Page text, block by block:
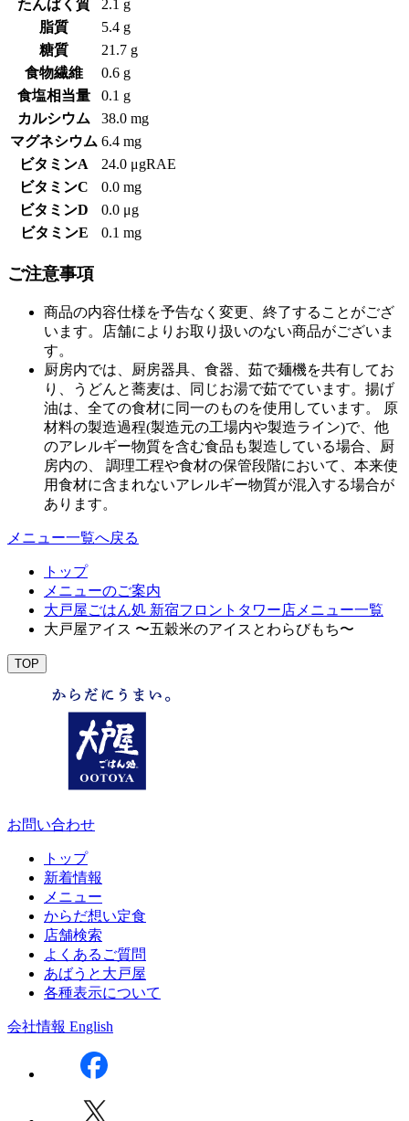
たんぱく質
2.1 g
脂質
5.4 g
糖質
21.7 g
食物繊維
0.6 g
食塩相当量
0.1 g
カルシウム
38.0 mg
マグネシウム 6.4 mg
ビタミンA
24.0 μgRAE
ビタミンC
0.0 mg
ビタミンD
0.0 μg
ビタミンE
0.1 mg
ご注意事項
商品の内容仕様を予告なく変更、終了することがござ
います。店舗によりお取り扱いのない商品がございま
す。
厨房内では、厨房器具、食器、茹で麺機を共有してお
り、うどんと蕎麦は、同じお湯で茹でています。揚げ
油は、全ての食材に同一のものを使用しています。 原
材料の製造過程(製造元の工場内や製造ライン)で、他
のアレルギー物質を含む食品も製造している場合、厨
房内の、 調理工程や食材の保管段階において、本来使
用食材に含まれないアレルギー物質が混入する場合が
あります。
メニュー一覧へ戻る
トップ
メニューのご案内
大戸屋ごはん処 新宿フロントタワー店メニュー一覧
大戸屋アイス 〜五穀米のアイスとわらびもち〜
TOP
お問い合わせ
トップ
新着情報
メニュー
からだ想い定食
店舗検索
よくあるご質問
あばうと大戸屋
各種表示について
会社情報 English